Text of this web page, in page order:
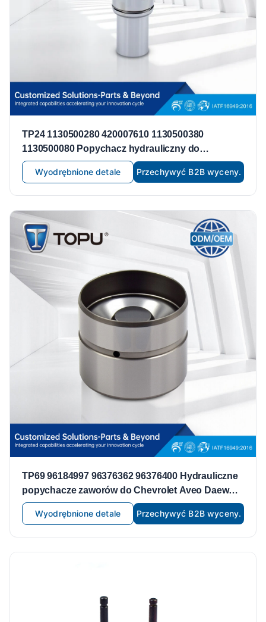
TP24 1130500280 420007610 1130500380
1130500080 Popychacz hydrauliczny do
Mercedes-Benz M112 M113 C240 ​​C280 C43 AMG
C55 AMG C320 Popychacz
Wyodrębnione detale Przechywyć B2B wyceny.
TP69 96184997 96376362 96376400 Hydrauliczne
popychacze zaworów do Chevrolet Aveo Daewoo
Lanos 1.6L A16DMS F14D3 F16D3 L44 C20SED
Wyodrębnione detale
Przechywyć B2B wyceny.